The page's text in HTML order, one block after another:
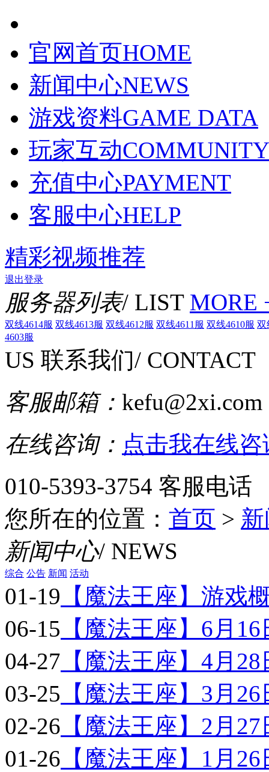
官网首页HOME
新闻中心NEWS
游戏资料GAME DATA
玩家互动COMMUNITY
充值中心PAYMENT
客服中心HELP
精彩视频推荐
退出登录
服务器列表/ LIST MORE
双线4614服 双线4613服 双线4612服 双线4611服 双线4610服 双
4603服
US 联系我们/ CONTACT
客服邮箱： kefu@2xi.com
在线咨询： 点击我在线咨
010-5393-3754 客服电话
您所在的位置： 首页 >
新闻中心/ NEWS
综合 公告 新闻 活动
01-19 【魔法王座】游戏
06-15 【魔法王座】6月
04-27 【魔法王座】4月
03-25 【魔法王座】3月
02-26 【魔法王座】2月
01-26 【魔法王座】1月